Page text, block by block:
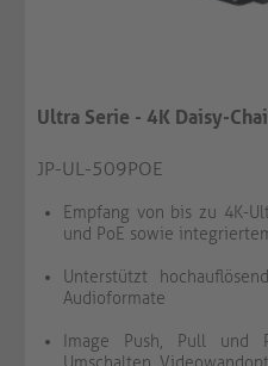
Ultra Serie - 4K Daisy-
JP-UL-509POE
Empfang von bis zu 4K-
und PoE sowie
Unterstützt
Audioformate
Image Push, Pull und